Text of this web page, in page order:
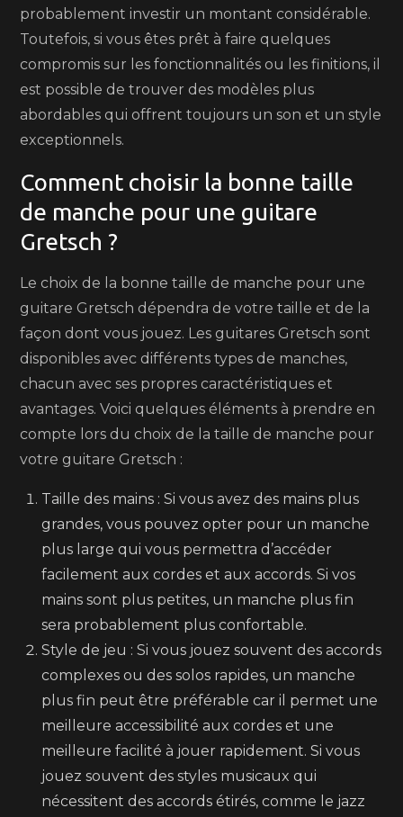
probablement investir un montant considérable.
Toutefois, si vous êtes prêt à faire quelques
compromis sur les fonctionnalités ou les finitions, il
est possible de trouver des modèles plus
abordables qui offrent toujours un son et un style
exceptionnels.
Comment choisir la bonne taille
de manche pour une guitare
Gretsch ?
Le choix de la bonne taille de manche pour une
guitare Gretsch dépendra de votre taille et de la
façon dont vous jouez. Les guitares Gretsch sont
disponibles avec différents types de manches,
chacun avec ses propres caractéristiques et
avantages. Voici quelques éléments à prendre en
compte lors du choix de la taille de manche pour
votre guitare Gretsch :
Taille des mains : Si vous avez des mains plus
grandes, vous pouvez opter pour un manche
plus large qui vous permettra d’accéder
facilement aux cordes et aux accords. Si vos
mains sont plus petites, un manche plus fin
sera probablement plus confortable.
Style de jeu : Si vous jouez souvent des accords
complexes ou des solos rapides, un manche
plus fin peut être préférable car il permet une
meilleure accessibilité aux cordes et une
meilleure facilité à jouer rapidement. Si vous
jouez souvent des styles musicaux qui
nécessitent des accords étirés, comme le jazz